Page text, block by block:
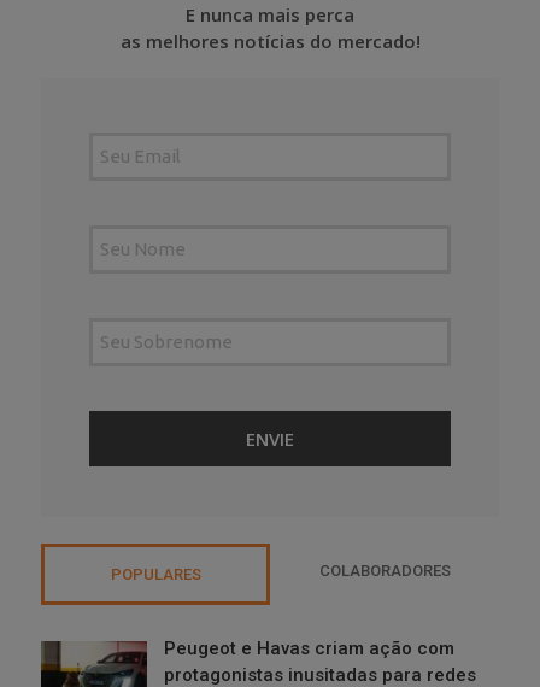
E nunca mais perca
as melhores notícias do mercado!
POPULARES COLABORADORES
Peugeot e Havas criam ação com
protagonistas inusitadas para redes